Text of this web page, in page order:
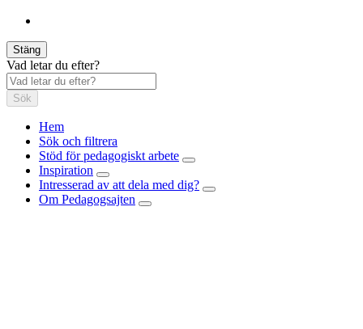
Stäng
Vad letar du efter?
Sök
Hem
Sök och filtrera
Stöd för pedagogiskt arbete
Inspiration
Intresserad av att dela med dig?
Om Pedagogsajten